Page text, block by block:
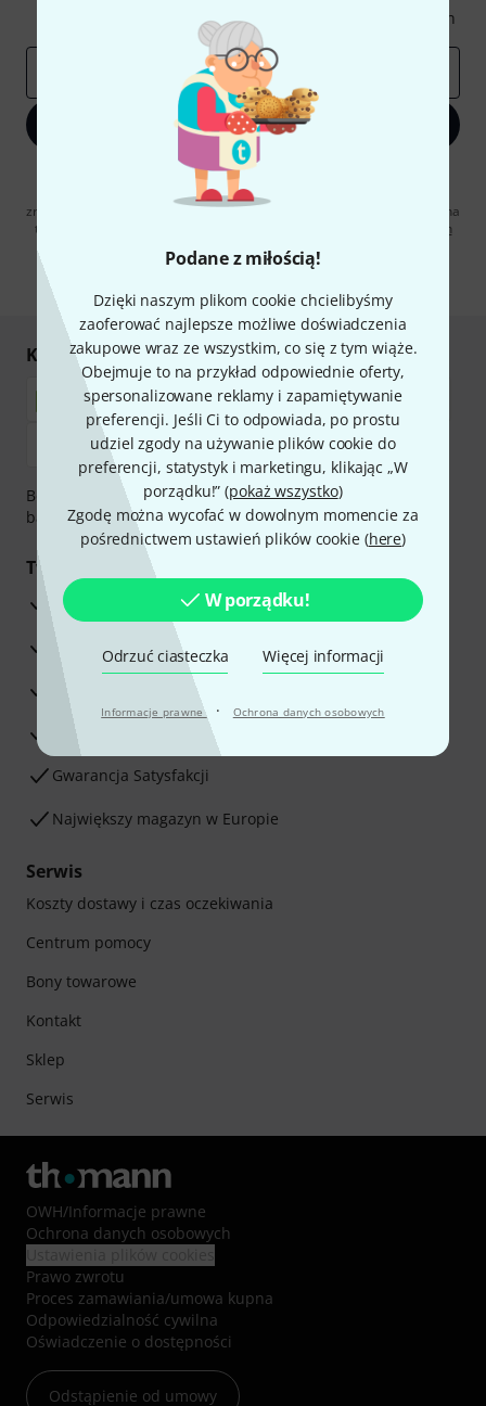
Podane z miłością!
Dzięki naszym plikom cookie chcielibyśmy
zaoferować najlepsze możliwe doświadczenia
zakupowe wraz ze wszystkim, co się z tym wiąże.
Obejmuje to na przykład odpowiednie oferty,
spersonalizowane reklamy i zapamiętywanie
preferencji. Jeśli Ci to odpowiada, po prostu
udziel zgody na używanie plików cookie do
preferencji, statystyk i marketingu, klikając „W
porządku!” (pokaż wszystko)
Zgodę można wycofać w dowolnym momencie za
pośrednictwem ustawień plików cookie (here)
W porządku!
Odrzuć ciasteczka Więcej informacji
Informacje prawne · Ochrona danych osobowych
Oferty Spostrzeżenia Thomann
Zapisz się teraz
Klikając na „Zapisz się teraz”, wyrażasz zgodę na otrzymywanie
materialów reklamowych przesyłanych drogą elektroniczną. Możesz
zrezygnować z subskrypcji w dowolnym momencie. Więcej informacji na
temat newslettera można znaleźć w naszych
wytycznych dotyczących
Kupuj i płać bezpiecznie
Bezpieczna płatność przez Za pobraniem, Przelew
bankowy, PayPal, Blik lub Karta kredytowa.
Twoje korzyści
3-letnia Gwarancja Thomann
30-dniowa gwarancja zwrotu pieniędzy
Porada naszych ekspertów
Gwarancja Satysfakcji
Największy magazyn w Europie
Serwis
Koszty dostawy i czas oczekiwania
Centrum pomocy
Bony towarowe
Kontakt
Sklep
Serwis
OWH/Informacje prawne
Ochrona danych osobowych
Prawo zwrotu
Proces zamawiania/umowa kupna
Odpowiedzialność cywilna
Oświadczenie o dostępności
Odstąpienie od umowy